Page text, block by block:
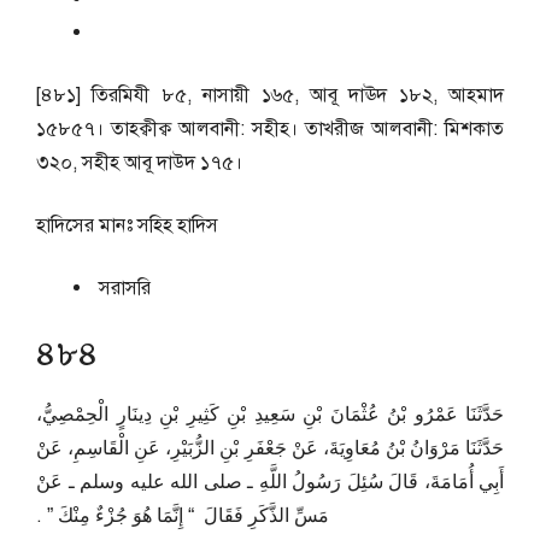
[৪৮১] তিরমিযী ৮৫, নাসায়ী ১৬৫, আবূ দাঊদ ১৮২, আহমাদ
১৫৮৫৭। তাহক্বীক্ব আলবানী: সহীহ। তাখরীজ আলবানী: মিশকাত
৩২০, সহীহ আবূ দাউদ ১৭৫।
হাদিসের মানঃসহিহ হাদিস
সরাসরি
৪৮৪
حَدَّثَنَا عَمْرُو بْنُ عُثْمَانَ بْنِ سَعِيدِ بْنِ كَثِيرِ بْنِ دِينَارٍ الْحِمْصِيُّ،
حَدَّثَنَا مَرْوَانُ بْنُ مُعَاوِيَةَ، عَنْ جَعْفَرِ بْنِ الزُّبَيْرِ، عَنِ الْقَاسِمِ، عَنْ
أَبِي أُمَامَةَ، قَالَ سُئِلَ رَسُولُ اللَّهِ ـ صلى الله عليه وسلم ـ عَنْ
مَسِّ الذَّكَرِ فَقَالَ ‏ “‏ إِنَّمَا هُوَ جُزْءٌ مِنْكَ ‏”‏ ‏.‏